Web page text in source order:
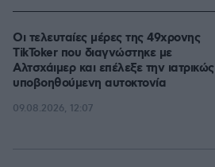
Οι τελευταίες μέρες της 49χρονης
TikToker που διαγνώστηκε με
Αλτσχάιμερ και επέλεξε την ιατρικώς
υποβοηθούμενη αυτοκτονία
09.08.2026, 12:07